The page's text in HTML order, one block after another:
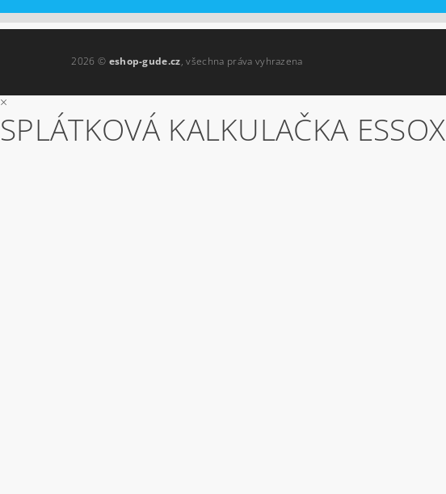
2026 © eshop-gude.cz, všechna práva vyhrazena
×
SPLÁTKOVÁ KALKULAČKA ESSOX